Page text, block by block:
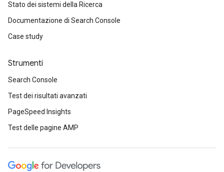
Stato dei sistemi della Ricerca
Documentazione di Search Console
Case study
Strumenti
Search Console
Test dei risultati avanzati
PageSpeed Insights
Test delle pagine AMP